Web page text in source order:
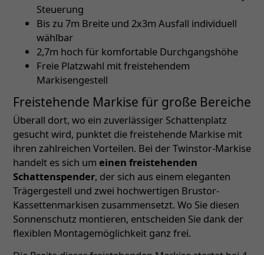
Steuerung
Bis zu 7m Breite und 2x3m Ausfall individuell
wählbar
2,7m hoch für komfortable Durchgangshöhe
Freie Platzwahl mit freistehendem
Markisengestell
Freistehende Markise für große Bereiche
Überall dort, wo ein zuverlässiger Schattenplatz
gesucht wird, punktet die freistehende Markise mit
ihren zahlreichen Vorteilen. Bei der Twinstor-Markise
handelt es sich um einen freistehenden
Schattenspender, der sich aus einem eleganten
Trägergestell und zwei hochwertigen Brustor-
Kassettenmarkisen zusammensetzt. Wo Sie diesen
Sonnenschutz montieren, entscheiden Sie dank der
flexiblen Montagemöglichkeit ganz frei.